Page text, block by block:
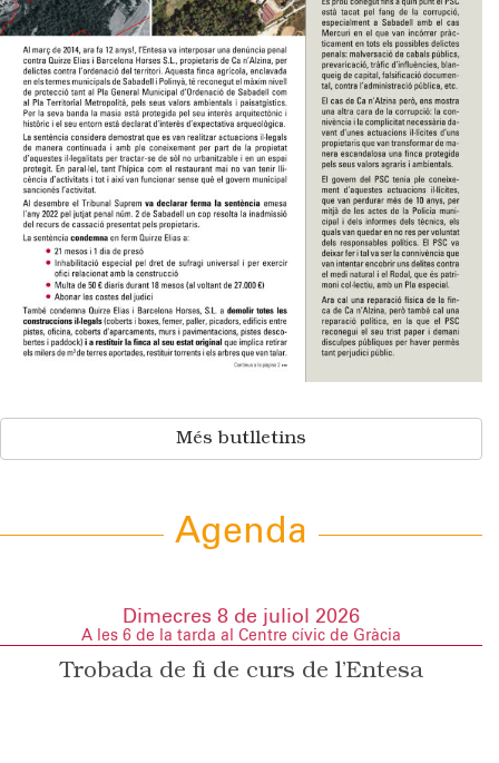
Més butlletins
Agenda
Dimecres 8 de juliol 2026
A les 6 de la tarda al Centre cívic de Gràcia
Trobada de fi de curs de l’Entesa